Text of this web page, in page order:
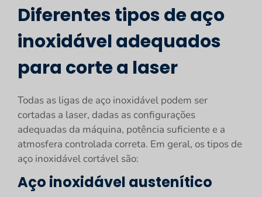
Diferentes tipos de aço
inoxidável adequados
para corte a laser
Todas as ligas de aço inoxidável podem ser
cortadas a laser, dadas as configurações
adequadas da máquina, potência suficiente e a
atmosfera controlada correta. Em geral, os tipos de
aço inoxidável cortável são:
Aço inoxidável austenítico